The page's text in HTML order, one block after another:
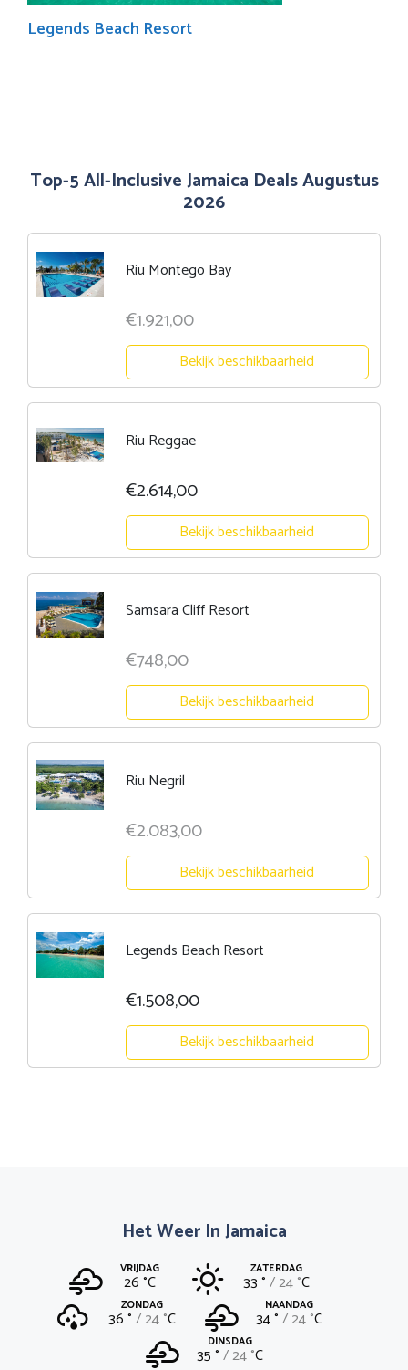
Legends Beach Resort
Top-5 All-Inclusive Jamaica Deals Augustus
2026
Riu Montego Bay
€1.921,00
Bekijk beschikbaarheid
Riu Reggae
€2.614,00
Bekijk beschikbaarheid
Samsara Cliff Resort
€748,00
Bekijk beschikbaarheid
Riu Negril
€2.083,00
Bekijk beschikbaarheid
Legends Beach Resort
€1.508,00
Bekijk beschikbaarheid
Het Weer In Jamaica
VRIJDAG
26 °C
ZATERDAG
33 ° 24 °C
ZONDAG
36 ° 24 °C
MAANDAG
34 ° 24 °C
DINSDAG
35 ° 24 °C